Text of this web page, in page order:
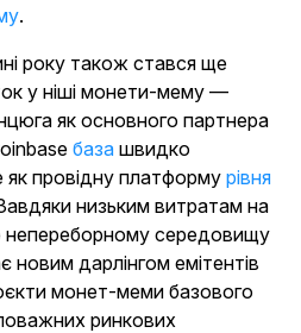
.
року також стався ще
у ніші монети-мему —
як основного партнера
база швидко
провідну платформу рівня
низьким витратам на
непереборному середовищу
дарлінгом емітентів
монет-меми базового
ринкових